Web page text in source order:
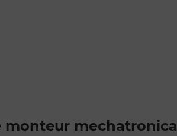
monteur mechatronica